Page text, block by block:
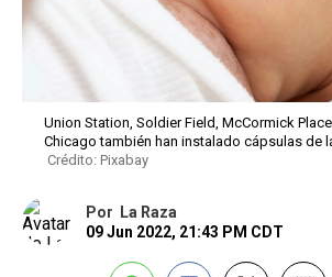
Union Station, Soldier Field, McCormick
Chicago también han instalado cápsulas de
Crédito: Pixabay
Por
La Raza
09 Jun 2022, 21:43 PM CDT